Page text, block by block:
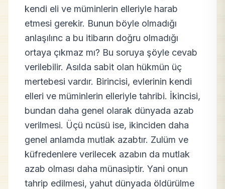
kendi eli ve müminlerin elleriyle harab
etmesi gerekir. Bunun böyle olmadığı
anlaşılınc a bu itibarın doğru olmadığı
ortaya çıkmaz mı? Bu soruya şöyle cevab
verilebilir. Asılda sabit olan hükmün üç
mertebesi vardır. Birincisi, evlerinin kendi
elleri ve müminlerin elleriyle tahribi. İkincisi,
bundan daha genel olarak dünyada azab
verilmesi. Üçü ncüsü ise, ikinciden daha
genel anlamda mutlak azabtır. Zulüm ve
küfredenlere verilecek azabın da mutlak
azab olması daha münasiptir. Yani onun
tahrip edilmesi, yahut dünyada öldürülme